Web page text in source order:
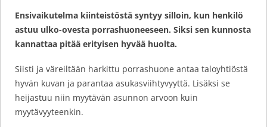
Ensivaikutelma kiinteistöstä syntyy silloin, kun henkilö
astuu ulko-ovesta porrashuoneeseen. Siksi sen kunnosta
kannattaa pitää erityisen hyvää huolta.
Siisti ja väreiltään harkittu porrashuone antaa taloyhtiöstä
hyvän kuvan ja parantaa asukasviihtyvyyttä. Lisäksi se
heijastuu niin myytävän asunnon arvoon kuin
myytävyyteenkin.